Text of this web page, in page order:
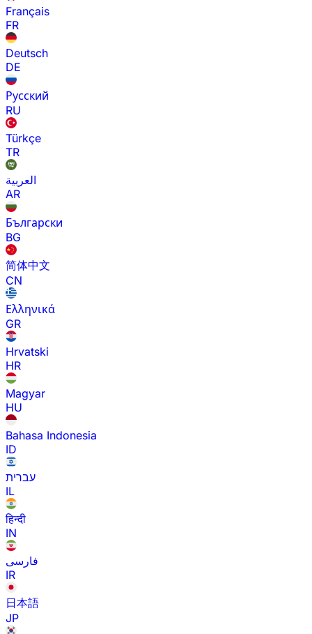
Français
FR
Deutsch
DE
Русский
RU
Türkçe
TR
العربية
AR
Български
BG
简体中文
CN
Ελληνικά
GR
Hrvatski
HR
Magyar
HU
Bahasa Indonesia
ID
עברית
IL
हिन्दी
IN
فارسی
IR
日本語
JP